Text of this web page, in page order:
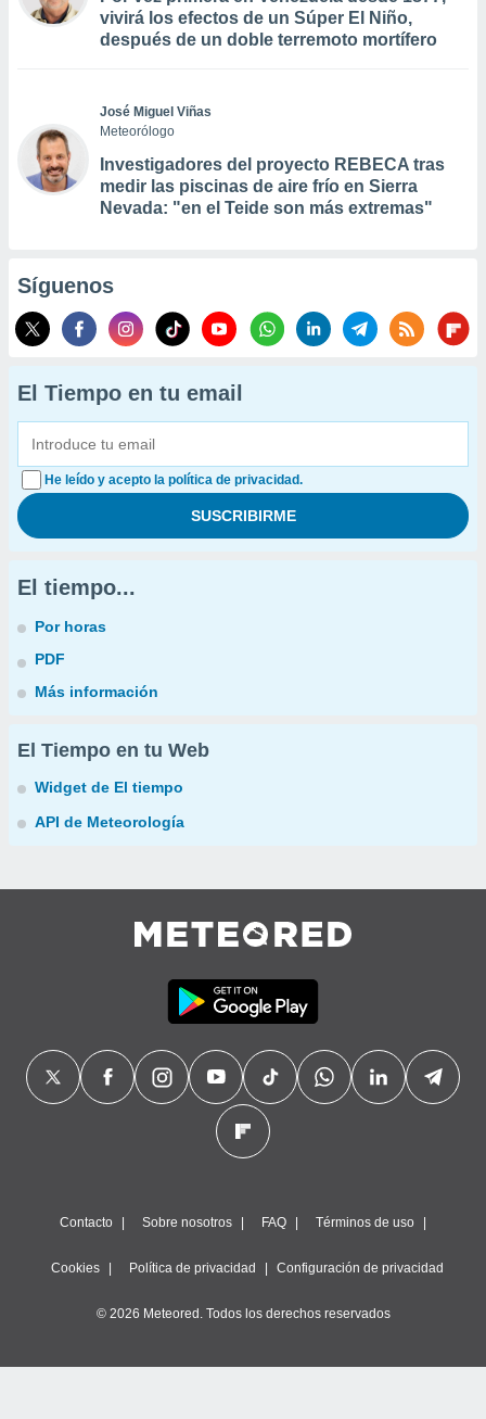
vivirá los efectos de un Súper El Niño,
después de un doble terremoto mortífero
José Miguel Viñas
Meteorólogo
Investigadores del proyecto REBECA tras
medir las piscinas de aire frío en Sierra
Nevada: "en el Teide son más extremas"
Síguenos
El Tiempo en tu email
He leído y acepto la política de privacidad.
El tiempo...
Por horas
PDF
Más información
El Tiempo en tu Web
Widget de El tiempo
API de Meteorología
Contacto Sobre nosotros FAQ Términos de uso
Cookies Política de privacidad Configuración de privacidad
© 2026 Meteored. Todos los derechos reservados